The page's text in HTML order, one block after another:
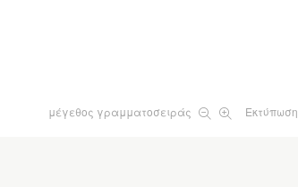
μέγεθος γραμματοσειράς Εκτύπωση